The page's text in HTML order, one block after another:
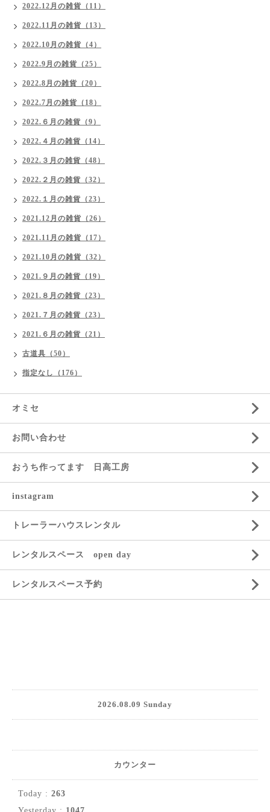
2022.12月の雑貨（11）
2022.11月の雑貨（13）
2022.10月の雑貨（4）
2022.9月の雑貨（25）
2022.8月の雑貨（20）
2022.7月の雑貨（18）
2022.６月の雑貨（9）
2022.４月の雑貨（14）
2022.３月の雑貨（48）
2022.２月の雑貨（32）
2022.１月の雑貨（23）
2021.12月の雑貨（26）
2021.11月の雑貨（17）
2021.10月の雑貨（32）
2021.９月の雑貨（19）
2021.８月の雑貨（23）
2021.７月の雑貨（23）
2021.６月の雑貨（21）
古道具（50）
指定なし（176）
オミセ
お問い合わせ
おうち作ってます 日高工房
instagram
トレーラーハウスレンタル
レンタルスペース open day
レンタルスペース予約
2026.08.09 Sunday
カウンター
Today : 263